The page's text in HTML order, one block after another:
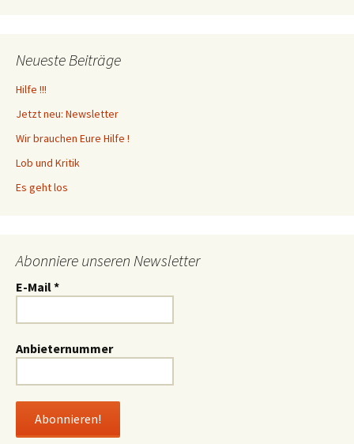
Neueste Beiträge
Hilfe !!!
Jetzt neu: Newsletter
Wir brauchen Eure Hilfe !
Lob und Kritik
Es geht los
Abonniere unseren Newsletter
E-Mail*
Anbieternummer